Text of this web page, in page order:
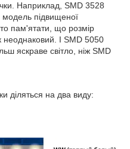
Наприклад, SMD 3528
модель підвищеної
пам'ятати, що розмір
неоднаковий. І SMD 5050
яскраве світло, ніж SMD
діляться на два виду: